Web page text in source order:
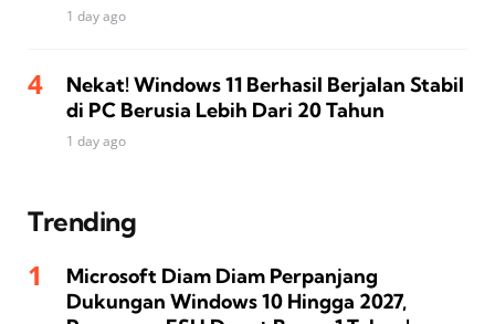
1 day ago
Nekat! Windows 11 Berhasil Berjalan Stabil
di PC Berusia Lebih Dari 20 Tahun
1 day ago
Trending
Microsoft Diam Diam Perpanjang
Dukungan Windows 10 Hingga 2027,